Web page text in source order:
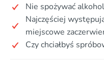
Nie spożywać
Najczęściej
miejscowe
Czy chciałbyś